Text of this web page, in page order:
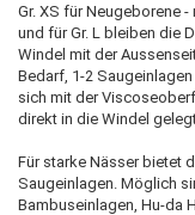
Gr. XS für Neugeborene -
und für Gr. L bleiben die
Windel mit der
Bedarf, 1-2
sich mit der
direkt in die Windel
Für starke Nässer bietet
Saugeinlagen. Möglich
Bambuseinlagen, Hu-da